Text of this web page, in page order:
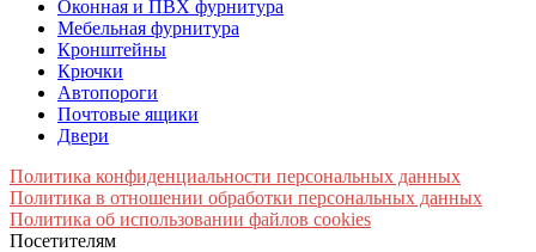
Оконная и ПВХ фурнитура
Мебельная фурнитура
Кронштейны
Крючки
Автопороги
Почтовые ящики
Двери
Политика конфиденциальности персональных данных
Политика в отношении обработки персональных данных
Политика об использовании файлов cookies
Посетителям